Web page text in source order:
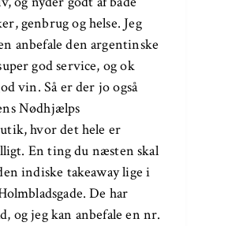
genbrug og helse. Jeg
anbefale den argentinske
god service, og ok
vin. Så er der jo også
Nødhjælps
hvor det hele er
En ting du næsten skal
indiske takeaway lige i
De har
og jeg kan anbefale en nr.